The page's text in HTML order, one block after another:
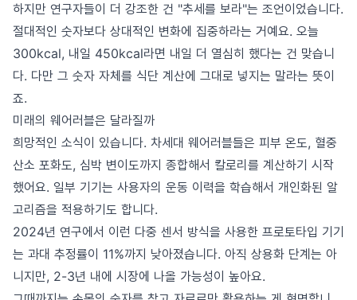
하지만 연구자들이 더 강조한 건 "추세를 보라"는 조언이었습니다.
절대적인 숫자보다 상대적인 변화에 집중하라는 거예요. 오늘
300kcal, 내일 450kcal라면 내일 더 열심히 했다는 건 맞습니
다. 다만 그 숫자 자체를 식단 계산에 그대로 넣지는 말라는 뜻이
죠.
미래의 웨어러블은 달라질까
희망적인 소식이 있습니다. 차세대 웨어러블들은 피부 온도, 혈중
산소 포화도, 심박 변이도까지 종합해서 칼로리를 계산하기 시작
했어요. 일부 기기는 사용자의 운동 이력을 학습해서 개인화된 알
고리즘을 적용하기도 합니다.
2024년 연구에서 이런 다중 센서 방식을 사용한 프로토타입 기기
는 과대 추정률이 11%까지 낮아졌습니다. 아직 상용화 단계는 아
니지만, 2-3년 내에 시장에 나올 가능성이 높아요.